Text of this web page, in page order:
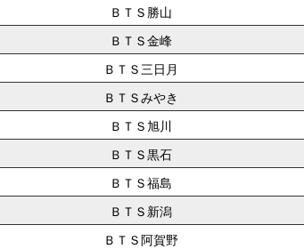
ＢＴＳ勝山
ＢＴＳ金峰
ＢＴＳ三日月
ＢＴＳみやき
ＢＴＳ旭川
ＢＴＳ黒石
ＢＴＳ福島
ＢＴＳ新潟
ＢＴＳ阿賀野